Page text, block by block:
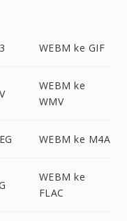
WEBM ke GIF
WEBM ke
WMV
WEBM ke M4A
WEBM ke
FLAC